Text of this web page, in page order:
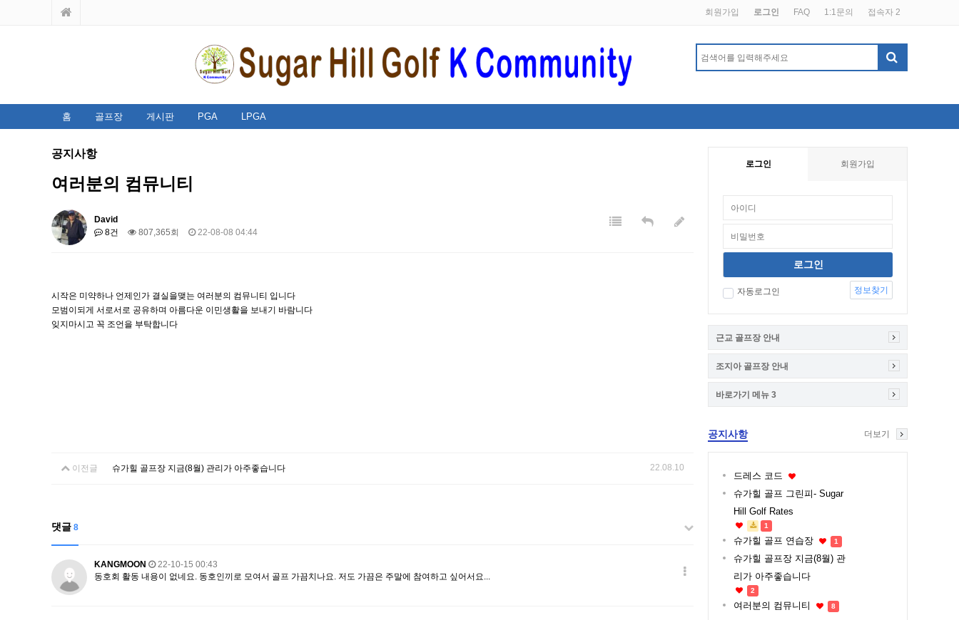
회원가입 로그인 FAQ 1:1문의 접속자 2
홈 골프장 게시판 PGA LPGA
로그인 회원가입
자동로그인 정보찾기
근교 골프장 안내
조지아 골프장 안내
바로가기 메뉴 3
공지사항
드레스 코드
슈가힐 골프 그린피- Sugar
Hill Golf Rates
1
슈가힐 골프 연습장 1
슈가힐 골프장 지금(8월) 관
리가 아주좋습니다
2
여러분의 컴뮤니티 8
더보기
공지사항
여러분의 컴뮤니티
David
8건
807,365회 22-08-08 04:44
시작은 미약하나 언제인가 결실을맺는 여러분의 컴뮤니티 입니다
모범이되게 서로서로 공유하며 아름다운 이민생활을 보내기 바람니다
잊지마시고 꼭 조언을 부탁합니다
이전글 슈가힐 골프장 지금(8월) 관리가 아주좋습니다 22.08.10
댓글 8
KANGMOON
22-10-15 00:43
동호회 활동 내용이 없네요. 동호인끼로 모여서 골프 가끔치나요. 저도 가끔은 주말에 참여하고 싶어서요...